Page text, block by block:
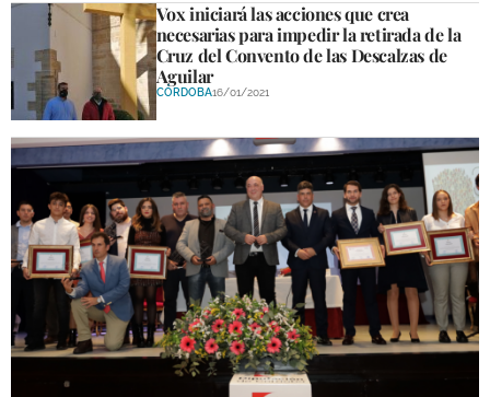
Vox iniciará las acciones que crea
necesarias para impedir la retirada de la
Cruz del Convento de las Descalzas de
Aguilar
CÓRDOBA16/01/2021